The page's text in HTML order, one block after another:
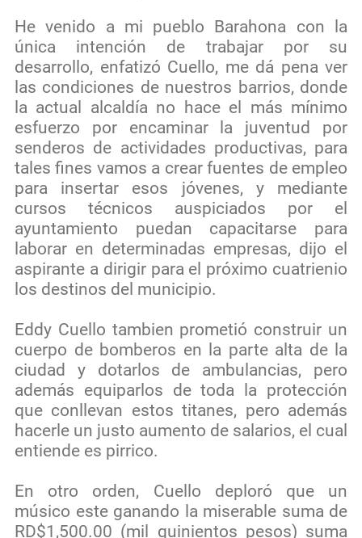
He venido a mi pueblo Barahona con la
única intención de trabajar por su
desarrollo, enfatizó Cuello, me dá pena ver
las condiciones de nuestros barrios, donde
la actual alcaldía no hace el más mínimo
esfuerzo por encaminar la juventud por
senderos de actividades productivas, para
tales fines vamos a crear fuentes de empleo
para insertar esos jóvenes, y mediante
cursos técnicos auspiciados por el
ayuntamiento puedan capacitarse para
laborar en determinadas empresas, dijo el
aspirante a dirigir para el próximo cuatrienio
los destinos del municipio.
Eddy Cuello tambien prometió construir un
cuerpo de bomberos en la parte alta de la
ciudad y dotarlos de ambulancias, pero
además equiparlos de toda la protección
que conllevan estos titanes, pero además
hacerle un justo aumento de salarios, el cual
entiende es pirrico.
En otro orden, Cuello deploró que un
músico este ganando la miserable suma de
RD$1,500.00 (mil quinientos pesos) suma